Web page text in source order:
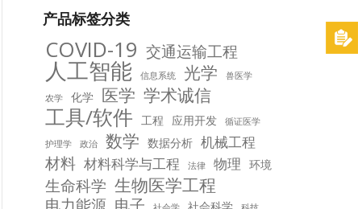
产品标签分类
COVID-19 交通运输工程
人工智能 信息系统 光学
兽医学
农学
化学 医学 学术诚信
工具/软件 工程 应用开发
循证医学
护理学
政治 数学 数据分析 机械工程
材料 材料科学与工程 法律 物理 环境
生命科学 生物医学工程
电力能源 电子